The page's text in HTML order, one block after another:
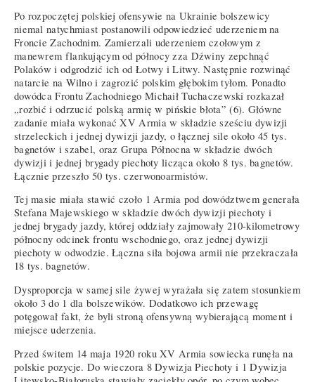
Po rozpoczętej polskiej ofensywie na Ukrainie bolszewicy
niemal natychmiast postanowili odpowiedzieć uderzeniem na
Froncie Zachodnim. Zamierzali uderzeniem czołowym z
manewrem flankującym od północy zza Dźwiny zepchnąć
Polaków i odgrodzić ich od Łotwy i Litwy. Następnie rozwinąć
natarcie na Wilno i zagrozić polskim głębokim tyłom. Ponadto
dowódca Frontu Zachodniego Michaił Tuchaczewski rozkazał
„rozbić i odrzucić polską armię w pińskie błota” (6). Główne
zadanie miała wykonać XV Armia w składzie sześciu dywizji
strzeleckich i jednej dywizji jazdy, o łącznej sile około 45 tys.
bagnetów i szabel, oraz Grupa Północna w składzie dwóch
dywizji i jednej brygady piechoty licząca około 8 tys. bagnetów.
Łącznie przeszło 50 tys. czerwonoarmistów.
Tej masie miała stawić czoło 1 Armia pod dowództwem generała
Stefana Majewskiego w składzie dwóch dywizji piechoty i
jednej brygady jazdy, której oddziały zajmowały 210-kilometrowy
północny odcinek frontu wschodniego, oraz jednej dywizji
piechoty w odwodzie. Łączna siła bojowa armii nie przekraczała
18 tys. bagnetów.
Dysproporcja w samej sile żywej wyrażała się zatem stosunkiem
około 3 do 1 dla bolszewików. Dodatkowo ich przewagę
potęgował fakt, że byli stroną ofensywną wybierającą moment i
miejsce uderzenia.
Przed świtem 14 maja 1920 roku XV Armia sowiecka runęła na
polskie pozycje. Do wieczora 8 Dywizja Piechoty i 1 Dywizja